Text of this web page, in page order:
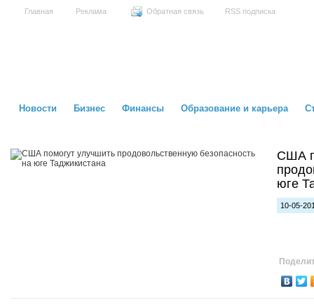
Главная Реклама Обратная связь RSS подписка
Новости Бизнес Финансы Образование и карьера
США
юге
10-05-